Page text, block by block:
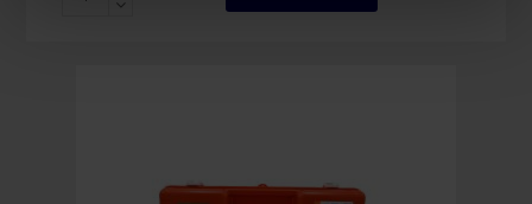
Toolpack